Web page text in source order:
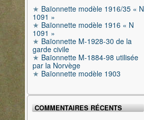
Baïonnette modèle 1916/35 « N
1091 »
Baïonnette modèle 1916 « N
1091 »
Baïonnette M-1928-30 de la
garde civile
Baïonnette M-1884-98 utilisée
par la Norvège
Baïonnette modèle 1903
COMMENTAIRES RÉCENTS